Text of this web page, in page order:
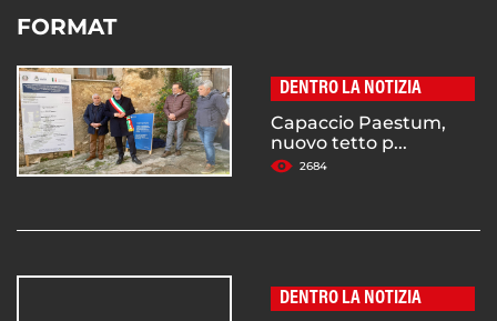
FORMAT
DENTRO LA NOTIZIA
Capaccio Paestum,
nuovo tetto p...
2684
DENTRO LA NOTIZIA